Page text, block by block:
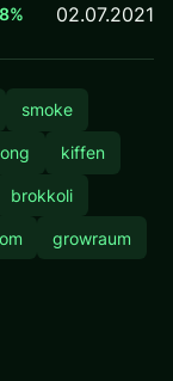
02.07.2021
smoke
kiffen
brokkoli
growraum